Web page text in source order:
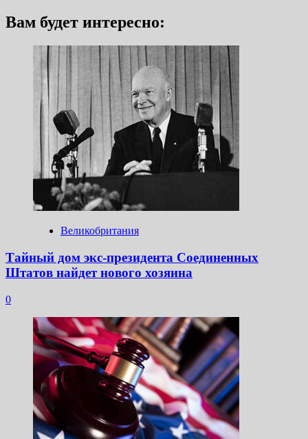
Вам будет интересно:
Великобритания
Тайный дом экс-президента Соединенных
Штатов найдет нового хозяина
0